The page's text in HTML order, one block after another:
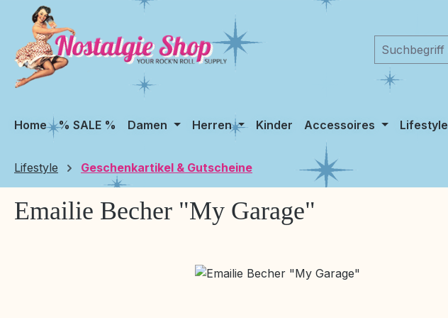
Hauptinhalt springen
Zur Suche springen
Zur Hauptnavigation springen
Home % SALE % Damen Herren Kinder Accessoires Lifestyle
Lifestyle Geschenkartikel & Gutscheine
Emailie Becher "My Garage"